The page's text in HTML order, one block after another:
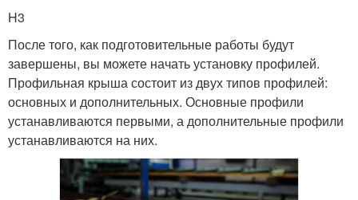
H3
После того, как подготовительные работы будут
завершены, вы можете начать установку профилей.
Профильная крыша состоит из двух типов профилей:
основных и дополнительных. Основные профили
устанавливаются первыми, а дополнительные профили
устанавливаются на них.